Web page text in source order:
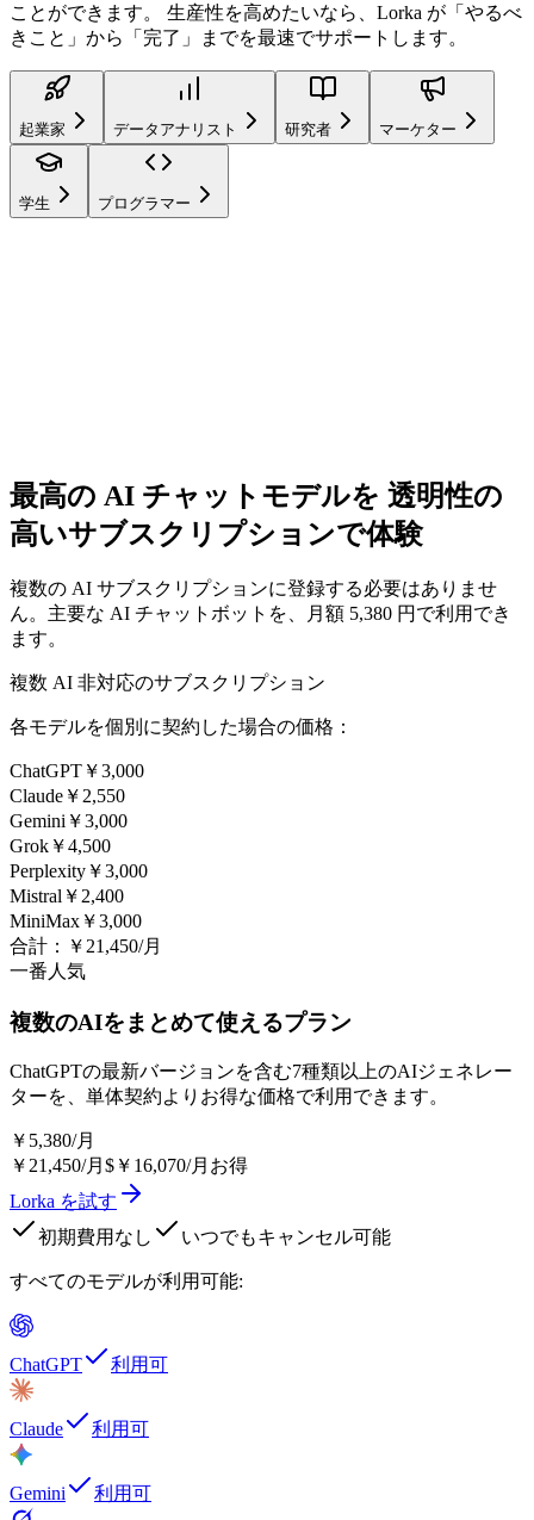
ことができます。 生産性を高めたいなら、Lorka が「やるべ
きこと」から「完了」までを最速でサポートします。
起業家 データアナリスト 研究者 マーケター
学生 プログラマー
最高の AI チャットモデルを 透明性の
高いサブスクリプションで体験
複数の AI サブスクリプションに登録する必要はありませ
ん。主要な AI チャットボットを、月額 5,380 円で利用でき
ます。
複数 AI 非対応のサブスクリプション
各モデルを個別に契約した場合の価格：
ChatGPT ￥3,000
Claude ￥2,550
Gemini ￥3,000
Grok ￥4,500
Perplexity ￥3,000
Mistral ￥2,400
MiniMax ￥3,000
合計：
￥21,450/月
一番人気
複数のAIをまとめて使えるプラン
ChatGPTの最新バージョンを含む7種類以上のAIジェネレー
ターを、単体契約よりお得な価格で利用できます。
￥5,380/月
￥21,450/月 $￥16,070/月お得
Lorka を試す
初期費用なし
いつでもキャンセル可能
すべてのモデルが利用可能:
ChatGPT 利用可
Claude 利用可
Gemini 利用可